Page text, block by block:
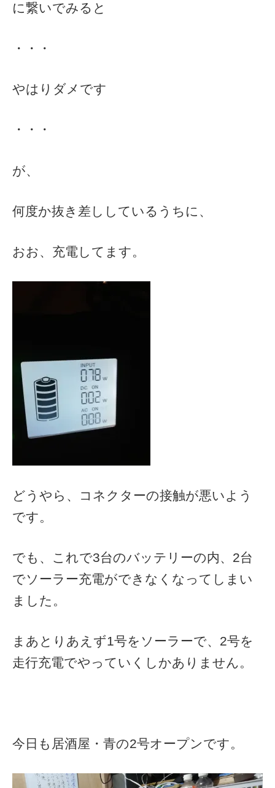
に繋いでみると
・・・
やはりダメです
・・・
が、
何度か抜き差ししているうちに、
おお、充電してます。
どうやら、コネクターの接触が悪いよう
です。
でも、これで3台のバッテリーの内、2台
でソーラー充電ができなくなってしまい
ました。
まあとりあえず1号をソーラーで、2号を
走行充電でやっていくしかありません。
今日も居酒屋・青の2号オープンです。